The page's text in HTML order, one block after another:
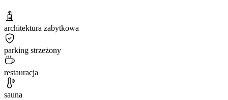
architektura zabytkowa
parking strzeżony
restauracja
sauna